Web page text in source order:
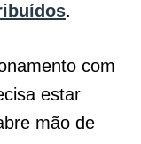
.
com
estar
mão de